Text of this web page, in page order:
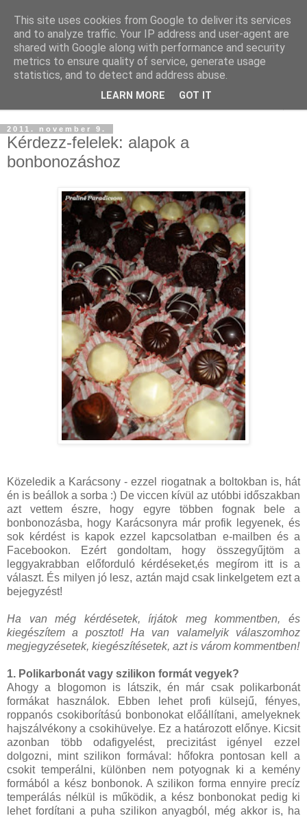
2011. november 9.
Kérdezz-felelek: alapok a
bonbonozáshoz
Közeledik a Karácsony - ezzel riogatnak a boltokban is, hát
én is beállok a sorba :) De viccen kívül az utóbbi időszakban
azt vettem észre, hogy egyre többen fognak bele a
bonbonozásba, hogy Karácsonyra már profik legyenek, és
sok kérdést is kapok ezzel kapcsolatban e-mailben és a
Facebookon. Ezért gondoltam, hogy összegyűjtöm a
leggyakrabban előforduló kérdéseket,és megírom itt is a
választ. És milyen jó lesz, aztán majd csak linkelgetem ezt a
bejegyzést!
Ha van még kérdésetek, írjátok meg kommentben, és
kiegészítem a posztot! Ha van valamelyik válaszomhoz
megjegyzésetek, kiegészítésetek, azt is várom kommentben!
1. Polikarbonát vagy szilikon formát vegyek?
Ahogy a blogomon is látszik, én már csak polikarbonát
formákat használok. Ebben lehet profi külsejű, fényes,
roppanós csokiborítású bonbonokat előállítani, amelyeknek
hajszálvékony a csokihüvelye. Ez a határozott előnye. Kicsit
azonban több odafigyelést, precizitást igényel ezzel
dolgozni, mint szilikon formával: hőfokra pontosan kell a
csokit temperálni, különben nem potyognak ki a kemény
formából a kész bonbonok. A szilikon forma ennyire precíz
temperálás nélkül is működik, a kész bonbonokat pedig ki
lehet fordítani a puha szilikon anyagból, még akkor is, ha
This site uses cookies from Google to deliver its services
and to analyze traffic. Your IP address and user-agent are
shared with Google along with performance and security
metrics to ensure quality of service, generate usage
statistics, and to detect and address abuse.
LEARN MORE GOT IT